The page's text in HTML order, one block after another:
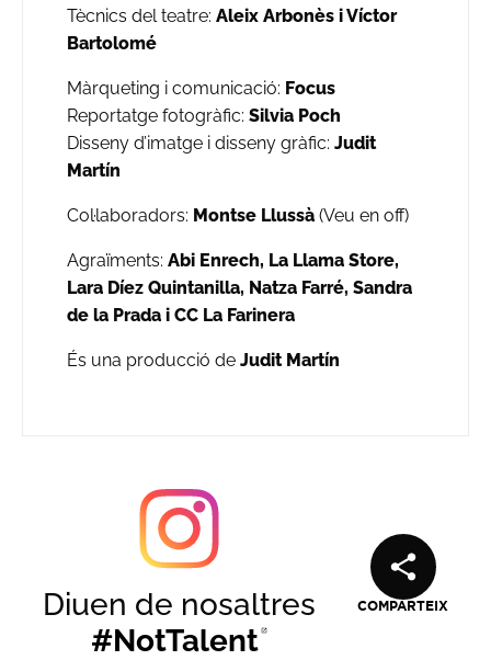
Tècnics del teatre: Aleix Arbonès i Víctor
Bartolomé
Màrqueting i comunicació: Focus
Reportatge fotogràfic: Silvia Poch
Disseny d’imatge i disseny gràfic: Judit
Martín
Col·laboradors: Montse Llussà (Veu en off)
Agraïments: Abi Enrech, La Llama Store,
Lara Díez Quintanilla, Natza Farré, Sandra
de la Prada i CC La Farinera
És una producció de Judit Martín
Diuen de nosaltres
#NotTalent
COMPARTEIX